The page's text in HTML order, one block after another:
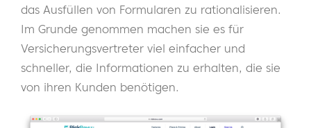
das Ausfüllen von Formularen zu rationalisieren.
Im Grunde genommen machen sie es für
Versicherungsvertreter viel einfacher und
schneller, die Informationen zu erhalten, die sie
von ihren Kunden benötigen.